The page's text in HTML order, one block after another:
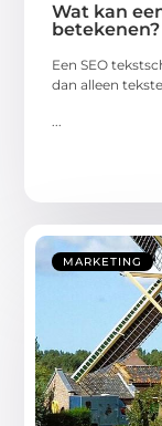
Wat kan
betekenen?
Een SEO
dan alleen
MARKETING